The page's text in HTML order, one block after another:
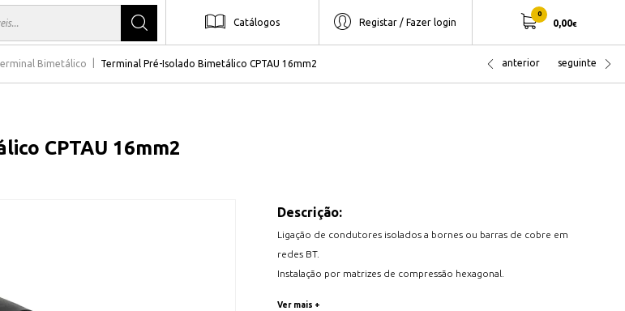
Catálogos Registar / Fazer login
0
0,00€
Bimetálico Terminal Pré-Isolado Bimetálico CPTAU 16mm2 anterior seguinte
CPTAU 16mm2
Descrição:
Ligação de condutores isolados a bornes ou barras de cobre em
redes BT.
Instalação por matrizes de compressão hexagonal.
Ver mais +